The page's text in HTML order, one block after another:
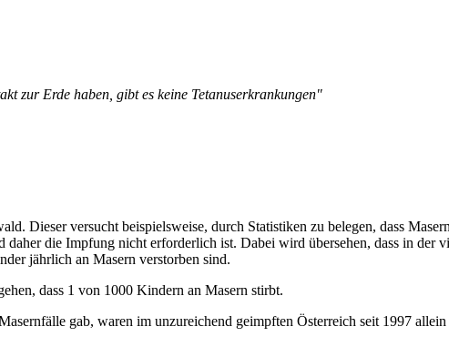
zur Erde haben, gibt es keine Tetanuserkrankungen"
Dieser versucht beispielsweise, durch Statistiken zu belegen, dass
die Impfung nicht erforderlich ist. Dabei wird übersehen, dass in der
jährlich an Masern verstorben sind.
dass 1 von 1000 Kindern an Masern stirbt.
gab, waren im unzureichend geimpften Österreich seit 1997